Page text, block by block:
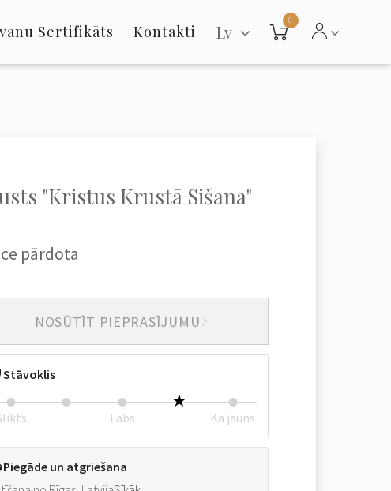
Sertifikāts Kontakti Lv
0
"Kristus Krustā Sišana"
pārdota
NOSŪTĪT PIEPRASĪJUMU
Stāvoklis
Labs Kā jauns
Piegāde un atgriešana